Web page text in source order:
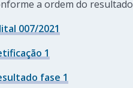
a ordem do
007/2021
1
fase 1